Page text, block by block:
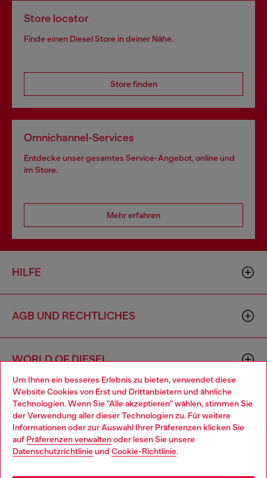
Um Ihnen ein besseres Erlebnis zu bieten, verwendet diese
Website Cookies von Erst und Drittanbietern und ähnliche
Technologien. Wenn Sie "Alle akzeptieren" wählen, stimmen Sie
der Verwendung aller dieser Technologien zu. Für weitere
Informationen oder zur Auswahl Ihrer Präferenzen klicken Sie
auf Präferenzen verwaltenoder lesen Sie unsere
Datenschutzrichtlinieund Cookie-Richtlinie.
Store locator
Finde einen Diesel Store in deiner Nähe.
Store finden
Omnichannel-Services
Entdecke unser gesamtes Service-Angebot, online und
im Store.
Mehr erfahren
HILFE
AGB UND RECHTLICHES
WORLD OF DIESEL
CORPORATE
Choose your location
You are currently browsing Österreich website, but it seems you
may be based in United States